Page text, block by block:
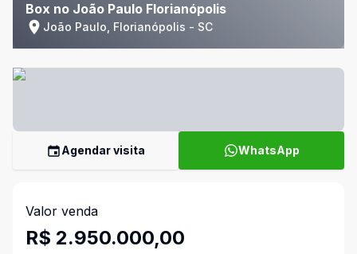
Box no João Paulo Florianópolis
João Paulo, Florianópolis - SC
Agendar visita WhatsApp
Valor venda
R$ 2.950.000,00